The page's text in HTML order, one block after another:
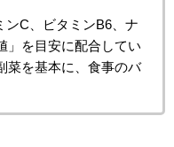
C、ビタミンB6、ナ
」を目安に配合してい
菜を基本に、食事のバ